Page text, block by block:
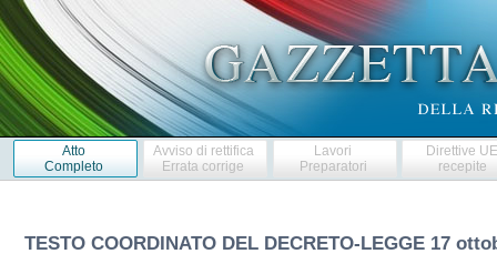
Atto
Completo
Avviso di rettifica
Errata corrige
Lavori
Preparatori
Direttive
recepite
TESTO COORDINATO DEL DECRETO-LEGGE 17